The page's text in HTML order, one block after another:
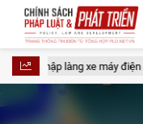
làng xe máy điện Việt